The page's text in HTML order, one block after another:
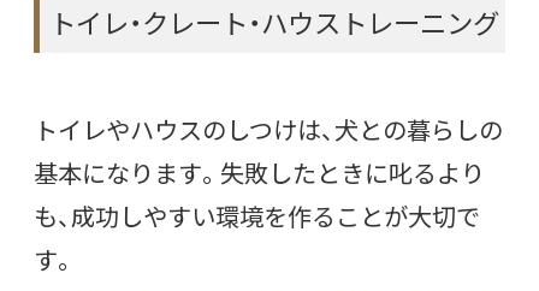
トイレ・クレート・ハウストレーニング
トイレやハウスのしつけは、犬との暮らしの
基本になります。失敗したときに叱るより
も、成功しやすい環境を作ることが大切で
す。